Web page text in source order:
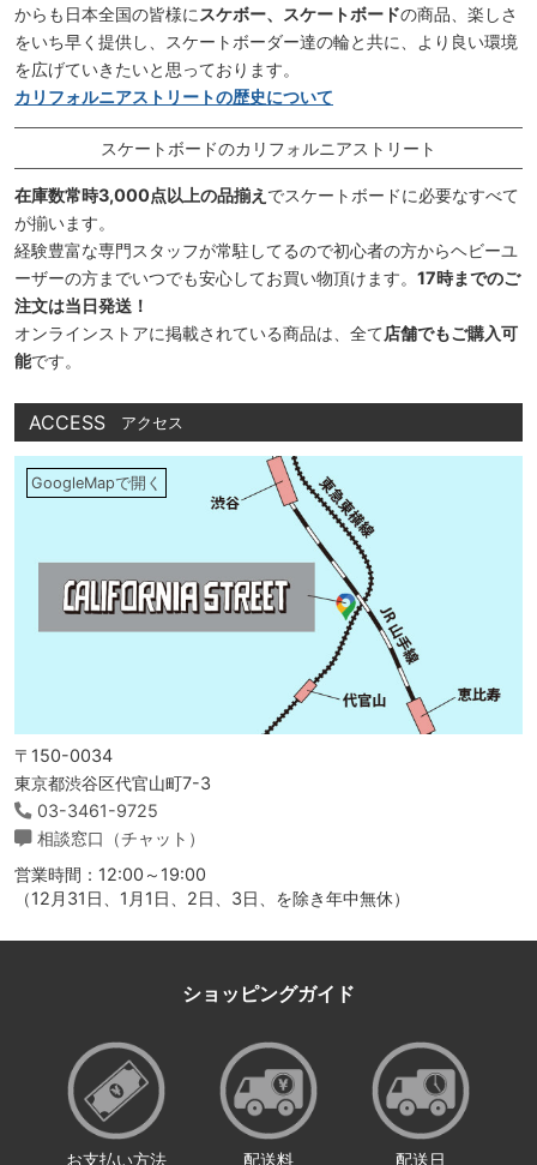
からも日本全国の皆様に スケボー、スケートボードの商品、楽しさ
をいち早く提供し、スケートボーダー達の輪と共に、より良い環境
を広げていきたいと思っております。
カリフォルニアストリートの歴史について
スケートボードのカリフォルニアストリート
在庫数常時3,000点以上の品揃え でスケートボードに必要なすべて
が揃います。
経験豊富な専門スタッフが常駐してるので初心者の方からヘビーユ
ーザーの方までいつでも安心してお買い物頂けます。 17時までのご
注文は当日発送！
オンラインストアに掲載されている商品は、全て店舗でもご購入可
能です。
ACCESS アクセス
GoogleMapで開く
〒150-0034
東京都渋谷区代官山町7-3
03-3461-9725
相談窓口（チャット）
営業時間：12:00～19:00
（12月31日、1月1日、2日、3日、を除き年中無休）
ショッピングガイド
お支払い方法 配送料 配送日